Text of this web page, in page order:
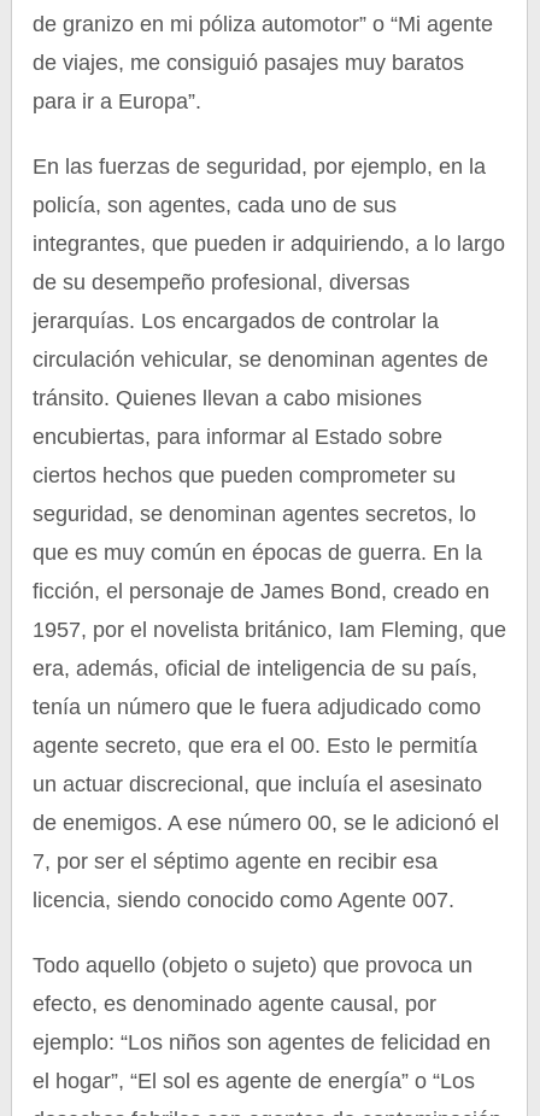
de granizo en mi póliza automotor” o “Mi agente
de viajes, me consiguió pasajes muy baratos
para ir a Europa”.
En las fuerzas de seguridad, por ejemplo, en la
policía, son agentes, cada uno de sus
integrantes, que pueden ir adquiriendo, a lo largo
de su desempeño profesional, diversas
jerarquías. Los encargados de controlar la
circulación vehicular, se denominan agentes de
tránsito. Quienes llevan a cabo misiones
encubiertas, para informar al Estado sobre
ciertos hechos que pueden comprometer su
seguridad, se denominan agentes secretos, lo
que es muy común en épocas de guerra. En la
ficción, el personaje de James Bond, creado en
1957, por el novelista británico, Iam Fleming, que
era, además, oficial de inteligencia de su país,
tenía un número que le fuera adjudicado como
agente secreto, que era el 00. Esto le permitía
un actuar discrecional, que incluía el asesinato
de enemigos. A ese número 00, se le adicionó el
7, por ser el séptimo agente en recibir esa
licencia, siendo conocido como Agente 007.
Todo aquello (objeto o sujeto) que provoca un
efecto, es denominado agente causal, por
ejemplo: “Los niños son agentes de felicidad en
el hogar”, “El sol es agente de energía” o “Los